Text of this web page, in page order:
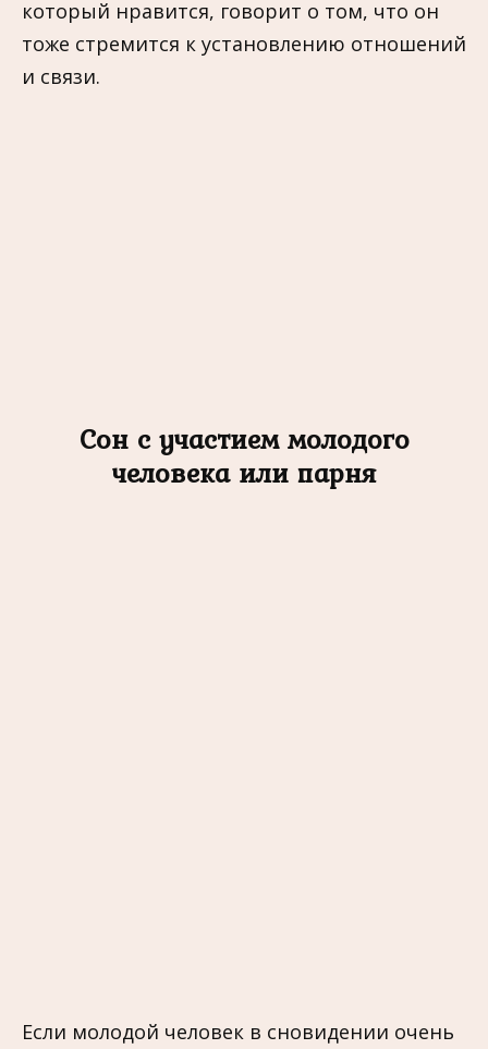
который нравится, говорит о том, что он
тоже стремится к установлению отношений
и связи.
Сон с участием молодого
человека или парня
Если молодой человек в сновидении очень